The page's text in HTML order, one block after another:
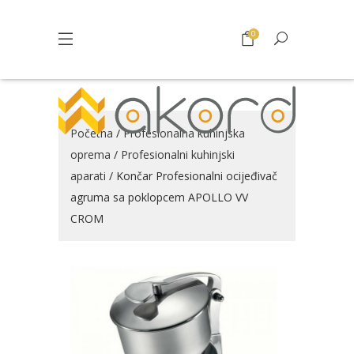
0
Početna /Profesionalna kuhinjska
oprema / Profesionalni kuhinjski
aparati / Končar Profesionalni ocijeđivač
agruma sa poklopcem APOLLO VV
CROM